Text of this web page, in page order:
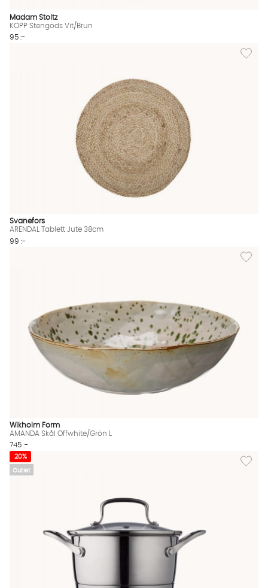
Madam Stoltz
KOPP Stengods Vit/Brun
95 :-
Lägg
Svanefors
ARENDAL Tablett Jute 38cm
99 :-
Lägg
Wikholm Form
AMANDA Skål Offwhite/Grön L
745 :-
Outlet
Lägg
20%